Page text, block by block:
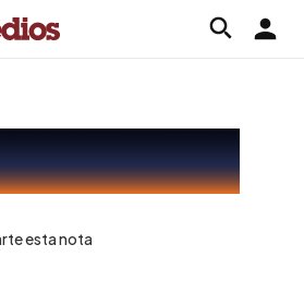
esta nota